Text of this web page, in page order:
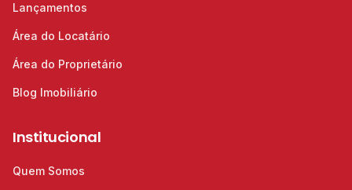
Lançamentos
Área do Locatário
Área do Proprietário
Blog Imobiliário
Institucional
Quem Somos